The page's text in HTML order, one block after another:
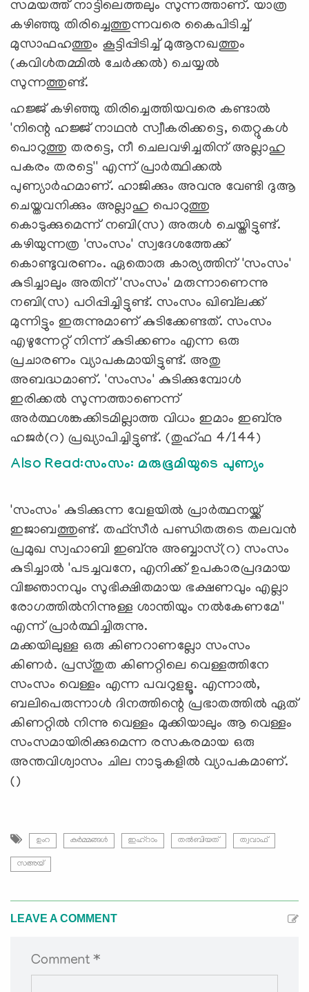
സമയത്ത് നാട്ടിലെത്തലും സുന്നത്താണ്. യാത്ര
കഴിഞ്ഞു തിരിച്ചെത്തുന്നവരെ കൈപിടിച്ച്
മുസാഫഹത്തും കൂട്ടിപ്പിടിച്ച് മുആനഖത്തും
(കവിള്‍തമ്മില്‍ ചേര്‍ക്കല്‍) ചെയ്യല്‍
സുന്നത്തുണ്ട്.
ഹജ്ജ് കഴിഞ്ഞു തിരിച്ചെത്തിയവരെ കണ്ടാല്‍
'നിന്റെ ഹജ്ജ് നാഥന്‍ സ്വീകരിക്കട്ടെ, തെറ്റുകള്‍
പൊറുത്തു തരട്ടെ, നീ ചെലവഴിച്ചതിന് അല്ലാഹു
പകരം തരട്ടെ'' എന്ന് പ്രാര്‍ത്ഥിക്കല്‍
പുണ്യാര്‍ഹമാണ്. ഹാജിക്കും അവനു വേണ്ടി ദുആ
ചെയ്തവനിക്കും അല്ലാഹു പൊറുത്തു
കൊടുക്കുമെന്ന് നബി(സ) അരുള്‍ ചെയ്തിട്ടുണ്ട്.
കഴിയുന്നത്ര 'സംസം' സ്വദേശത്തേക്ക്
കൊണ്ടുവരണം. ഏതൊരു കാര്യത്തിന് 'സംസം'
കുടിച്ചാലും അതിന് 'സംസം' മരുന്നാണെന്നു
നബി(സ) പഠിപ്പിച്ചിട്ടുണ്ട്. സംസം ഖിബ്‌ലക്ക്
മുന്നിട്ടും ഇരുന്നുമാണ് കുടിക്കേണ്ടത്. സംസം
എഴുന്നേറ്റ് നിന്ന് കുടിക്കണം എന്ന ഒരു
പ്രചാരണം വ്യാപകമായിട്ടുണ്ട്. അതു
അബദ്ധമാണ്. 'സംസം' കുടിക്കുമ്പോള്‍
ഇരിക്കല്‍ സുന്നത്താണെന്ന്
അര്‍ത്ഥശങ്കക്കിടമില്ലാത്ത വിധം ഇമാം ഇബ്‌നു
ഹജര്‍(റ) പ്രഖ്യാപിച്ചിട്ടുണ്ട്. (തുഹ്ഫ 4/144)
Also Read:സംസം: മരുഭൂമിയുടെ പുണ്യം
'സംസം' കുടിക്കുന്ന വേളയില്‍ പ്രാര്‍ത്ഥനയ്ക്ക്
ഇജാബത്തുണ്ട്. തഫ്‌സീര്‍ പണ്ഡിതരുടെ തലവന്‍
പ്രമുഖ സ്വഹാബി ഇബ്‌നു അബ്ബാസ്(റ) സംസം
കുടിച്ചാല്‍ 'പടച്ചവനേ, എനിക്ക് ഉപകാരപ്രദമായ
വിജ്ഞാനവും സുഭിക്ഷിതമായ ഭക്ഷണവും എല്ലാ
രോഗത്തില്‍നിന്നുള്ള ശാന്തിയും നല്‍കേണമേ''
എന്ന് പ്രാര്‍ത്ഥിച്ചിരുന്നു.
മക്കയിലുള്ള ഒരു കിണറാണല്ലോ സംസം
കിണര്‍. പ്രസ്തുത കിണറ്റിലെ വെള്ളത്തിനേ
സംസം വെള്ളം എന്ന പവറുളളൂ. എന്നാല്‍,
ബലിപെരുന്നാള്‍ ദിനത്തിന്റെ പ്രഭാതത്തില്‍ ഏത്
കിണറ്റില്‍ നിന്നു വെള്ളം മുക്കിയാലും ആ വെള്ളം
സംസമായിരിക്കുമെന്ന രസകരമായ ഒരു
അന്തവിശ്വാസം ചില നാടുകളില്‍ വ്യാപകമാണ്.
()
ഉംറ കര്‍മ്മങ്ങള്‍ ഇഹ്റാം തല്‍ബിയത് ത്വവാഫ്
സഅയ്
LEAVE A COMMENT
Comment *